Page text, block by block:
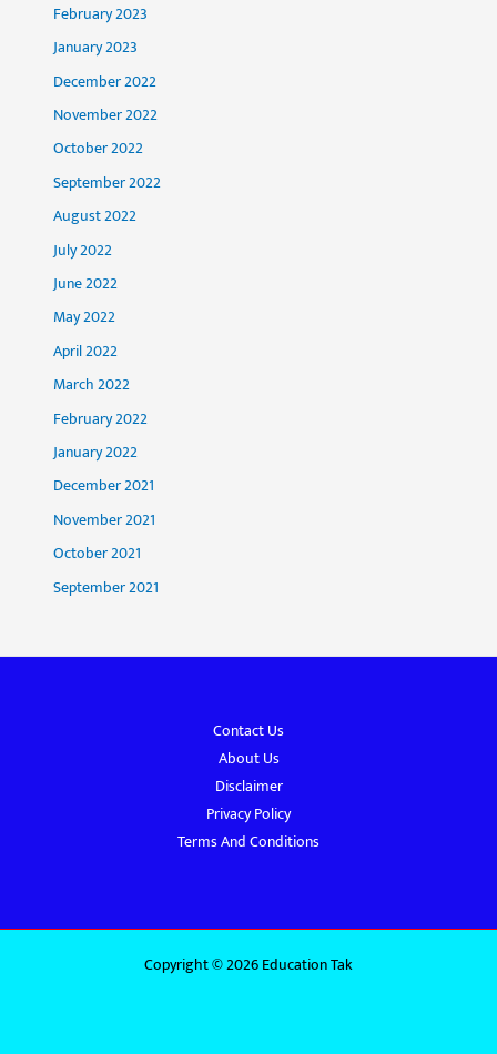
February 2023
January 2023
December 2022
November 2022
October 2022
September 2022
August 2022
July 2022
June 2022
May 2022
April 2022
March 2022
February 2022
January 2022
December 2021
November 2021
October 2021
September 2021
Contact Us
About Us
Disclaimer
Privacy Policy
Terms And Conditions
Copyright © 2026 Education Tak